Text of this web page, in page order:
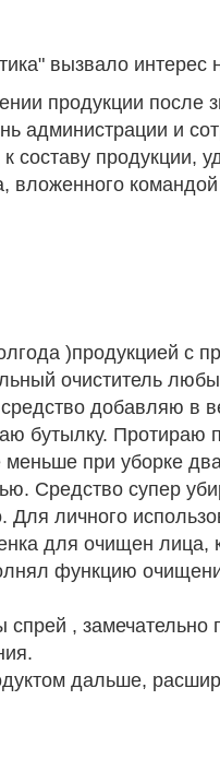
вызвало
продукции после
администрации и
составу продукции,
вложенного
)продукцией с
очиститель
добавляю в
бутылку. Протираю
при уборке
Средство супер
Для личного
для очищен
функцию
, замечательно
дальше,